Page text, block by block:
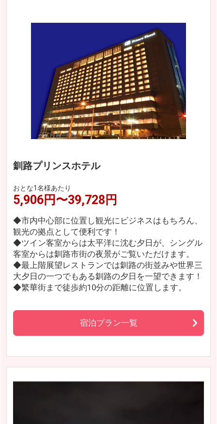
釧路プリンスホテル
おとな1名様あたり
5,906円〜39,728円
◆市内中心部に位置し観光にビジネスはもちろん、
観光の拠点として便利です！
◆ツイン客室からは太平洋に沈む夕日が、シングル
客室からは釧路市街の夜景がご覧いただけます。
◆最上階展望レストランでは釧路の街並みや世界三
大夕日の一つでもある釧路の夕日を一望できます！
◆繁華街まで徒歩約10分の距離に位置します。
宿泊プラン一覧